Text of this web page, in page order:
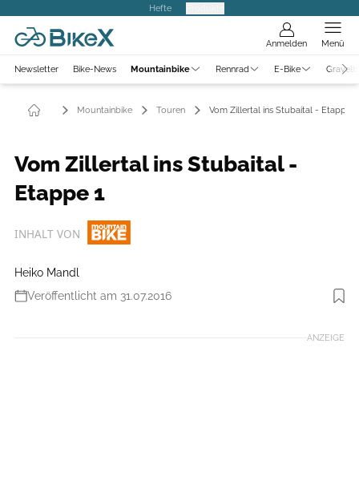
Hefte
Anmelden Menü
Newsletter Bike-News Mountainbike Rennrad E-Bike
Mountainbike Touren Vom Zillertal ins Stubaital - Etappe 1
Vom Zillertal ins Stubaital -
Etappe 1
INHALT VON
Heiko Mandl
Veröffentlicht am 31.07.2016
Foto: Heiko Mandl
ANZEIGE